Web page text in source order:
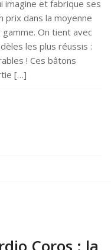
imagine et fabrique ses
prix dans la moyenne
On tient avec
les plus réussis :
! Ces bâtons
[…]